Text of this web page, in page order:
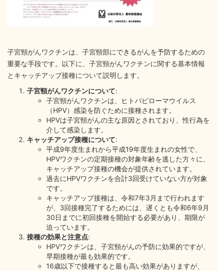
子宮頸がんワクチンは、子宮頸部にできるがんを予防するための
重要な手段です。以下に、子宮頸がんワクチンに関する基本情報
とキャッチアップ接種について説明します。
子宮頸がんワクチンについて:
子宮頸がんワクチンは、ヒトパピローマウイルス
（HPV）感染を防ぐために接種されます。
HPVは子宮頸がんの主な原因とされており、性行為を
介して感染します。
キャッチアップ接種について:
平成9年度生まれから平成19年度生まれの女性で、
HPVワクチンの定期接種の対象年齢を逃した方々に、
キャッチアップ接種の機会が提供されています。
過去にHPVワクチンを合計3回受けていない方が対象
です。
キャッチアップ接種は、令和7年3月まで行われます
が、3回接種完了するためには、遅くとも令和6年9月
30日までに初回接種を開始する必要があり、期限が
迫っています。
接種の効果と注意点:
HPVワクチンは、子宮頸がんの予防に効果的ですが、
早期接種が最も効果的です。
16歳以下で接種すると最も高い効果がありますが、